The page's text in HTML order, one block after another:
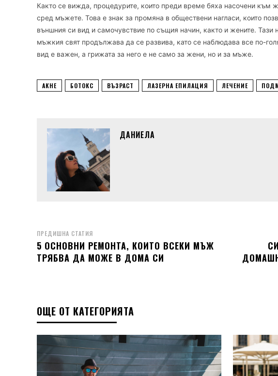
Както се вижда, процедурите, които преди време бяха насочени към
сред мъжете. Това е знак за промяна в обществени нагласи, които
външния си вид и самочувствие по същия начин, както и жените. Тази
мъжкия свят продължава да се развива, като се наблюдава все по-
вид е важен, а грижата за него е не само за жени, но и за мъже.
АКНЕ БОТОКС ВЪЗРАСТ ЛАЗЕРНА ЕПИЛАЦИЯ ЛЕЧЕНИЕ
ДАНИЕЛА
ПРЕДИШНА СТАТИЯ
5 ОСНОВНИ РЕМОНТА, КОИТО ВСЕКИ МЪЖ
ТРЯБВА ДА МОЖЕ В ДОМА СИ
ОЩЕ ОТ КАТЕГОРИЯТА